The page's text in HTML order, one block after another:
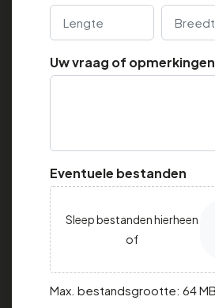
Lengte
Breedte
Uw vraag of opmerkingen
Eventuele bestanden
Sleep bestanden hierheen
of
Max. bestandsgrootte: 64 MB.